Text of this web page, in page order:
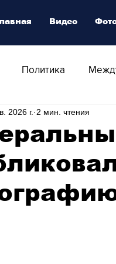
Политика
Аналитика
Магия искусства
2026 г. 2 мин. чтения
Видео